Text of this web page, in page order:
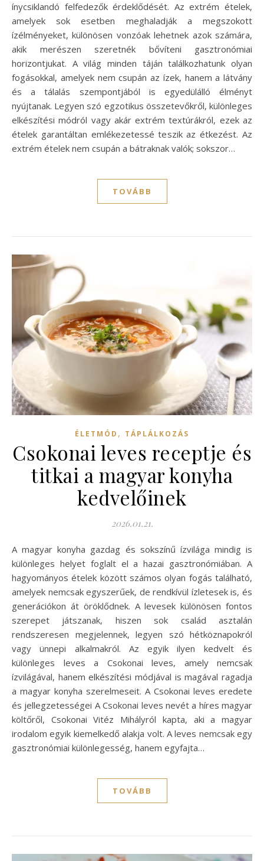
ínycsiklandó felfedezők érdeklődését. Az extrém ételek,
amelyek sok esetben meghaladják a megszokott
ízélményeket, különösen vonzóak lehetnek azok számára,
akik merészen szeretnék bővíteni gasztronómiai
horizontjukat. A világ minden táján találkozhatunk olyan
fogásokkal, amelyek nem csupán az ízek, hanem a látvány
és a tálalás szempontjából is egyedülálló élményt
nyújtanak. Legyen szó egzotikus összetevőkről, különleges
elkészítési módról vagy akár extrém textúrákról, ezek az
ételek garantáltan emlékezetessé teszik az étkezést. Az
extrém ételek nem csupán a bátraknak valók; sokszor…
TOVÁBB
ÉLETMÓD , TÁPLÁLKOZÁS
Csokonai leves receptje és
titkai a magyar konyha
kedvelőinek
2026.01.21.
A magyar konyha gazdag és sokszínű ízvilága mindig is
különleges helyet foglalt el a hazai gasztronómiában. A
hagyományos ételek között számos olyan fogás található,
amelyek nemcsak egyszerűek, de rendkívül ízletesek is, és
generációkon át öröklődnek. A levesek különösen fontos
szerepet játszanak, hiszen sok család asztalán
rendszeresen megjelennek, legyen szó hétköznapokról
vagy ünnepi alkalmakról. Az egyik ilyen kedvelt és
különleges leves a Csokonai leves, amely nemcsak
ízvilágával, hanem elkészítési módjával is magával ragadja
a magyar konyha szerelmeseit. A Csokonai leves eredete
és jellegzetességei A Csokonai leves nevét a híres magyar
költőről, Csokonai Vitéz Mihályról kapta, aki a magyar
irodalom egyik kiemelkedő alakja volt. A leves nemcsak egy
gasztronómiai különlegesség, hanem egyfajta…
TOVÁBB